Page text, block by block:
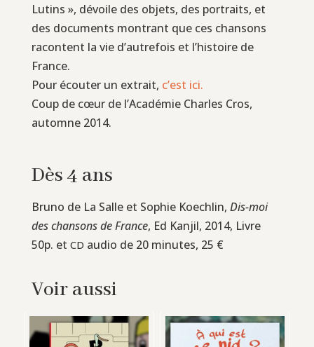
Lutins », dévoile des objets, des portraits, et
des documents montrant que ces chansons
racontent la vie d’autrefois et l’histoire de
France.
Pour écouter un extrait, c’est ici.
Coup de cœur de l’Académie Charles Cros,
automne 2014.
Dès 4 ans
Bruno de La Salle et Sophie Koechlin, Dis-moi
des chansons de France, Ed Kanjil, 2014, Livre
50p. et CD audio de 20 minutes, 25 €
Voir aussi